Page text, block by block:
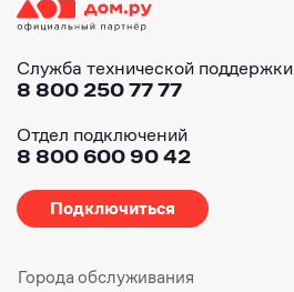
Служба технической поддержки
8 800 250 77 77
Отдел подключений
8 800 600 90 42
Подключиться
Города обслуживания